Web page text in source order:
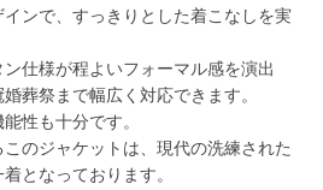
ンで、すっきりとした着こなしを実
仕様が程よいフォーマル感を演出
葬祭まで幅広く対応できます。
性も十分です。
のジャケットは、現代の洗練された
となっております。